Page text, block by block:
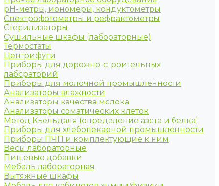
рН-метры, иономеры, кондуктометры
Спектрофотометры и рефрактометры
Стерилизаторы
Сушильные шкафы (лабораторные)
Термостаты
Центрифуги
Приборы для дорожно-строительных
лабораторий
Приборы для молочной промышленности
Анализаторы влажности
Анализаторы качества молока
Анализаторы соматических клеток
Метод Кьельдаля (определение азота и белка)
Приборы для хлебопекарной промышленности
Приборы ПЧП и комплектующие к ним
Весы лабораторные
Пищевые добавки
Мебель лабораторная
Вытяжные шкафы